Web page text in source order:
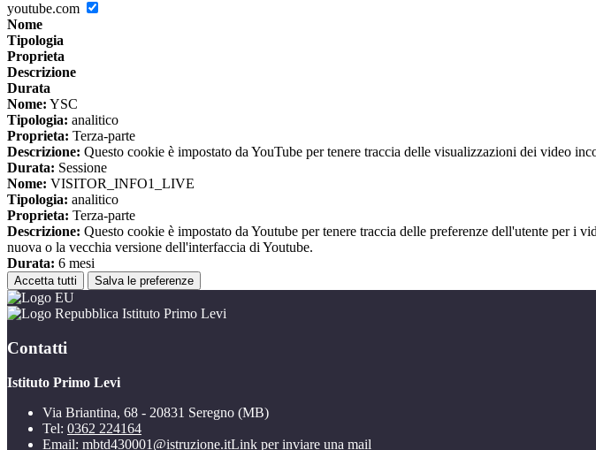
youtube.com
Nome
Tipologia
Proprieta
Descrizione
Durata
Nome: YSC
Tipologia: analitico
Proprieta: Terza-parte
Descrizione: Questo cookie è impostato da YouTube per tenere traccia delle visualizzazioni dei video
Durata: Sessione
Nome: VISITOR_INFO1_LIVE
Tipologia: analitico
Proprieta: Terza-parte
Descrizione: Questo cookie è impostato da Youtube per tenere traccia delle preferenze dell'utente per i
nuova o la vecchia versione dell'interfaccia di Youtube.
Durata: 6 mesi
Accetta tutti Salva le preferenze
Istituto Primo Levi
Contatti
Istituto Primo Levi
Via Briantina, 68 - 20831 Seregno (MB)
Tel: 0362 224164
Email: mbtd430001@istruzione.itLink per inviare una mail